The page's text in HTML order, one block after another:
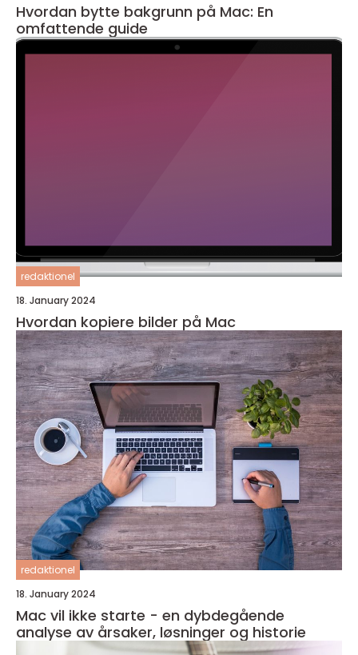
Hvordan bytte bakgrunn på Mac: En
omfattende guide
redaktionel
18. January 2024
Hvordan kopiere bilder på Mac
redaktionel
18. January 2024
Mac vil ikke starte - en dybdegående
analyse av årsaker, løsninger og historie